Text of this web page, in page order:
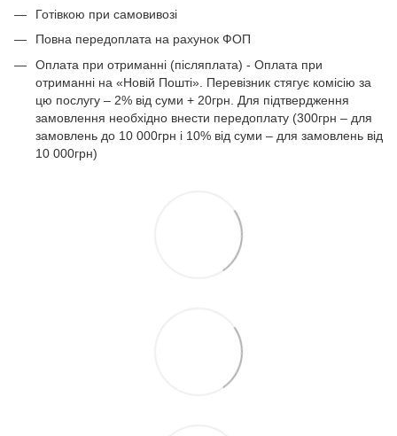
Готівкою при самовивозі
Повна передоплата на рахунок ФОП
Оплата при отриманні (післяплата) - Оплата при
отриманні на «Новій Пошті». Перевізник стягує комісію за
цю послугу – 2% від суми + 20грн. Для підтвердження
замовлення необхідно внести передоплату (300грн – для
замовлень до 10 000грн і 10% від суми – для замовлень від
10 000грн)